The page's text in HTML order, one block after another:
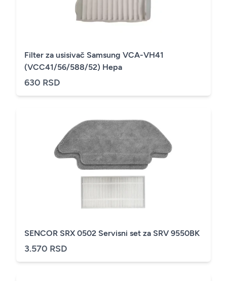
Filter za usisivač Samsung VCA-VH41
(VCC41/56/588/52) Hepa
630 RSD
SENCOR SRX 0502 Servisni set za SRV 9550BK
3.570 RSD